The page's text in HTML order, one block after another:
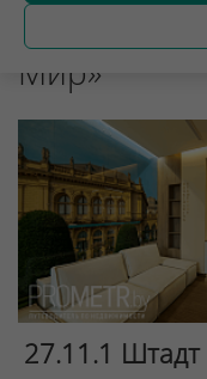
Все дома в
Мир»
27.11.1 Штадт